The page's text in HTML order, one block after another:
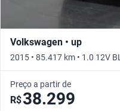
Volkswagen • up
2015 • 85.417 km • 1.0 12V
Manual
Preço a partir de
R$38.299